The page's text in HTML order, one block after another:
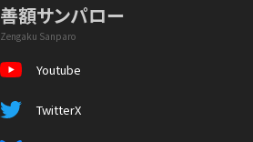
善額サンパロー
Zengaku Sanparo
Youtube
TwitterX